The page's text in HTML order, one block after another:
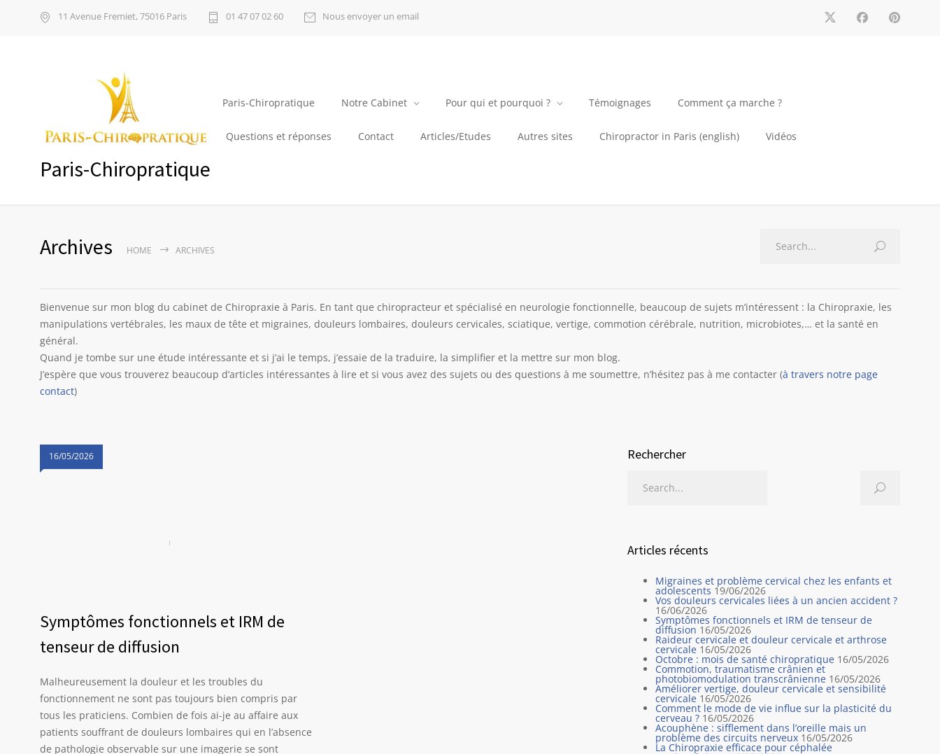
11 Avenue Fremiet, 75016 Paris 01 47 07 02 60 Nous envoyer un email
Paris-Chiropratique
Paris-Chiropratique Notre Cabinet Pour qui et pourquoi ? Témoignages Comment ça marche ?
Questions et réponses Contact Articles/Etudes Autres sites Chiropractor in Paris (english) Vidéos
Archives HOME ARCHIVES
Bienvenue sur mon blog du cabinet de Chiropraxie à Paris. En tant que chiropracteur et spécialisé en neurologie fonctionnelle, beaucoup de sujets m’intéressent : la Chiropraxie, les
manipulations vertébrales, les maux de tête et migraines, douleurs lombaires, douleurs cervicales, sciatique, vertige, commotion cérébrale, nutrition, microbiotes,… et la santé en
général.
Quand je tombe sur une étude intéressante et si j’ai le temps, j’essaie de la traduire, la simplifier et la mettre sur mon blog.
J’espère que vous trouverez beaucoup d’articles intéressantes à lire et si vous avez des sujets ou des questions à me soumettre, n’hésitez pas à me contacter (à travers notre page
contact)
16/05/2026
Symptômes fonctionnels et IRM de
tenseur de diffusion
Malheureusement la douleur et les troubles du
fonctionnement ne sont pas toujours bien compris par
tous les praticiens. Combien de fois ai-je au affaire aux
patients souffrant de douleurs lombaires qui en l’absence
de pathologie observable sur une imagerie se sont
Rechercher
Articles récents
Migraines et problème cervical chez les enfants et
adolescents 19/06/2026
Vos douleurs cervicales liées à un ancien accident ?
16/06/2026
Symptômes fonctionnels et IRM de tenseur de
diffusion 16/05/2026
Raideur cervicale et douleur cervicale et arthrose
cervicale 16/05/2026
Octobre : mois de santé chiropratique 16/05/2026
Commotion, traumatisme crânien et
photobiomodulation transcrânienne 16/05/2026
Améliorer vertige, douleur cervicale et sensibilité
cervicale 16/05/2026
Comment le mode de vie influe sur la plasticité du
cerveau ? 16/05/2026
Acouphène : sifflement dans l’oreille mais un
problème des circuits nerveux 16/05/2026
La Chiropraxie efficace pour céphalée